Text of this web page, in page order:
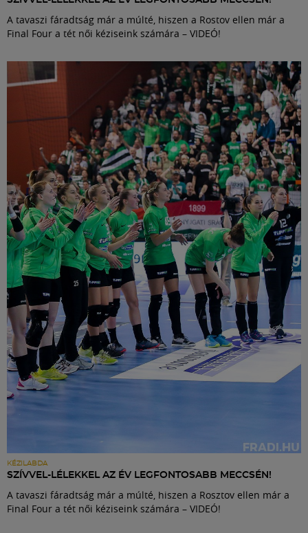
A tavaszi fáradtság már a múlté, hiszen a Rostov ellen már a
Final Four a tét női kéziseink számára – VIDEÓ!
KÉZILABDA
SZÍVVEL-LÉLEKKEL AZ ÉV LEGFONTOSABB MECCSÉN!
A tavaszi fáradtság már a múlté, hiszen a Rosztov ellen már a
Final Four a tét női kéziseink számára – VIDEÓ!
Közösség
Múzeum